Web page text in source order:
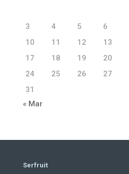
3
4 5 6
10
11 12 13
17
18 19 20
24
25 26 27
31
« Mar
Serfruit